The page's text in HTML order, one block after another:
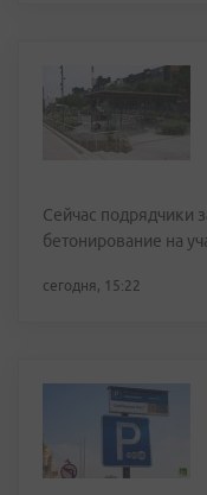
Сейчас подрядчики
бетонирование на
сегодня, 15:22